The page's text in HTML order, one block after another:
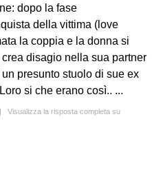
dopo la fase
della vittima (love
la coppia e la donna si
disagio nella sua partner
presunto stuolo di sue ex
si che erano così.. ...
Visualizza la risposta completa su